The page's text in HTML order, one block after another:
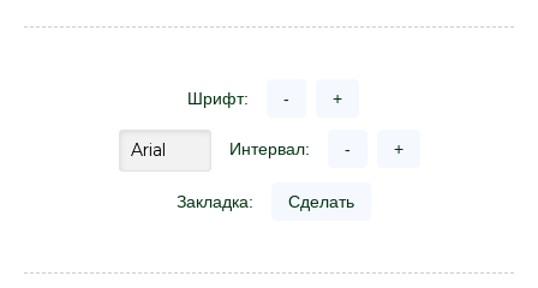
Шрифт: - +
Интервал: - +
Закладка: Сделать